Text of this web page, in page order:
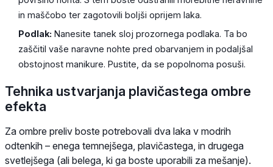
in maščobo ter zagotovili boljši oprijem laka.
Podlak: Nanesite tanek sloj prozornega podlaka. Ta bo
zaščitil vaše naravne nohte pred obarvanjem in podaljšal
obstojnost manikure. Pustite, da se popolnoma posuši.
Tehnika ustvarjanja plavičastega ombre
efekta
Za ombre preliv boste potrebovali dva laka v modrih
odtenkih – enega temnejšega, plavičastega, in drugega
svetlejšega (ali belega, ki ga boste uporabili za mešanje).